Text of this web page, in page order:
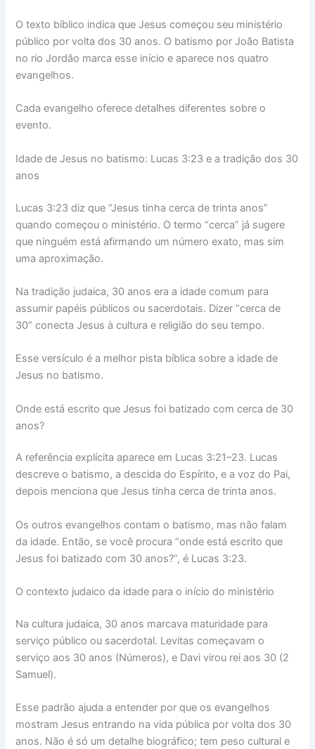
O texto bíblico indica que Jesus começou seu ministério
público por volta dos 30 anos. O batismo por João Batista
no rio Jordão marca esse início e aparece nos quatro
evangelhos.
Cada evangelho oferece detalhes diferentes sobre o
evento.
Idade de Jesus no batismo: Lucas 3:23 e a tradição dos 30
anos
Lucas 3:23 diz que “Jesus tinha cerca de trinta anos”
quando começou o ministério. O termo “cerca” já sugere
que ninguém está afirmando um número exato, mas sim
uma aproximação.
Na tradição judaica, 30 anos era a idade comum para
assumir papéis públicos ou sacerdotais. Dizer “cerca de
30” conecta Jesus à cultura e religião do seu tempo.
Esse versículo é a melhor pista bíblica sobre a idade de
Jesus no batismo.
Onde está escrito que Jesus foi batizado com cerca de 30
anos?
A referência explícita aparece em Lucas 3:21–23. Lucas
descreve o batismo, a descida do Espírito, e a voz do Pai,
depois menciona que Jesus tinha cerca de trinta anos.
Os outros evangelhos contam o batismo, mas não falam
da idade. Então, se você procura “onde está escrito que
Jesus foi batizado com 30 anos?”, é Lucas 3:23.
O contexto judaico da idade para o início do ministério
Na cultura judaica, 30 anos marcava maturidade para
serviço público ou sacerdotal. Levitas começavam o
serviço aos 30 anos (Números), e Davi virou rei aos 30 (2
Samuel).
Esse padrão ajuda a entender por que os evangelhos
mostram Jesus entrando na vida pública por volta dos 30
anos. Não é só um detalhe biográfico; tem peso cultural e